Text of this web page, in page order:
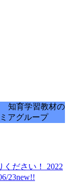
知育学習教材の
アグループ
ださい！ 2022
23new!!